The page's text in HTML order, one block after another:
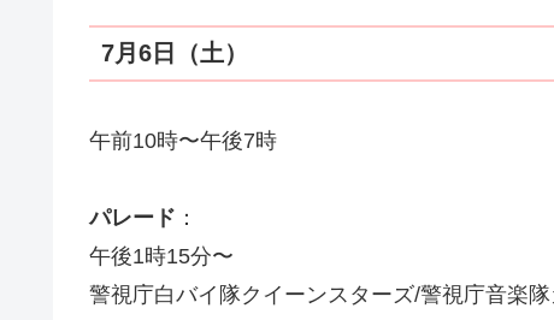
7月6日（土）
午前10時〜午後7時
パレード ：
午後1時15分〜
警視庁白バイ隊クイーンスターズ/警視庁音楽